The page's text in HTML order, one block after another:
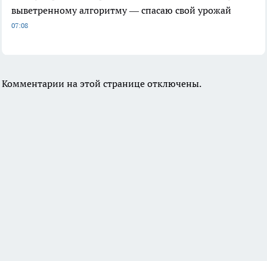
выветренному алгоритму — спасаю свой урожай
07:08
Комментарии на этой странице отключены.